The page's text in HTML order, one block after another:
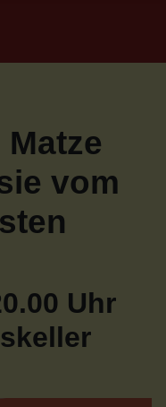
vom
Uhr